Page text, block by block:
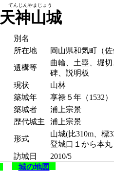
天神山城
城の地図
別名
所在地
岡山県和気町（
遺構等
曲輪、土塁、堀切
碑、説明板
現状
山林
築城年
享禄５年（1532）
築城者
浦上宗景
歴代城主
浦上宗景
形式
山城(比310m、標
登城口１から本
訪城日
2010/5
てんじんやまじょう